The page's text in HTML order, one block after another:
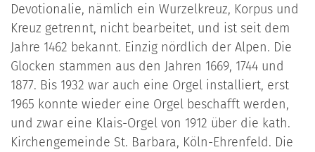
Devotionalie, nämlich ein Wurzelkreuz, Korpus und
Kreuz getrennt, nicht bearbeitet, und ist seit dem
Jahre 1462 bekannt. Einzig nördlich der Alpen. Die
Glocken stammen aus den Jahren 1669, 1744 und
1877. Bis 1932 war auch eine Orgel installiert, erst
1965 konnte wieder eine Orgel beschafft werden,
und zwar eine Klais-Orgel von 1912 über die kath.
Kirchengemeinde St. Barbara, Köln-Ehrenfeld. Die